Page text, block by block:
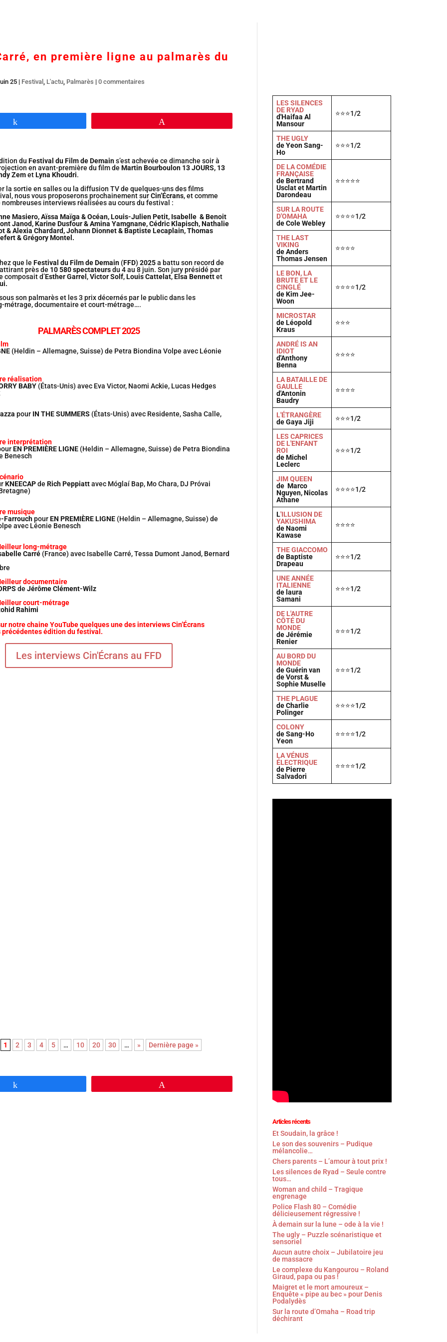
en première ligne au palmarès du
25| Festival , L'actu, Palmarès | 0 commentaires
du Festival du Film de Demains’est achevée ce dimanche soir à
en avant-première du film de Martin Bourboulon 13 JOURS, 13
ZemetLyna Khoudri.
la sortie en salles ou la diffusion TV de quelques-uns des films
nous vous proposerons prochainement surCin’Écrans, et comme
nombreuses interviews réalisées au cours du festival :
Masiero, Aïssa Maïga & Océan, Louis-Julien Petit, Isabelle & Benoit
Janod, Karine Dusfour & Amina Yamgnane, Cédric Klapisch, Nathalie
& Alexia Chardard, Johann Dionnet & Baptiste Lecaplain, Thomas
& Grégory Montel.
que le Festival du Film de Demain(FFD) 2025a battu son record de
près de 10 580 spectateursdu 4 au 8 juin. Son jury présidé par
composait d’Esther Garrel ,Victor Solf,Louis Cattelat,Elsa Bennettet
son palmarès et les 3 prix décernés par le public dans les
métrage, documentaire et court-métrage….
PALMARÈS COMPLET 2025
(Heldin – Allemagne, Suisse) de Petra Biondina Volpe avec Léonie
réalisation
BABY(États-Unis) avec Eva Victor, Naomi Ackie, Lucas Hedges
pour IN THE SUMMERS (États-Unis) avec Residente, Sasha Calle,
interprétation
EN PREMIÈRE LIGNE(Heldin – Allemagne, Suisse) de Petra Biondina
Benesch
KNEECAPde Rich Peppiattavec Móglaí Bap, Mo Chara, DJ Próvai
musique
FarrouchpourEN PREMIÈRE LIGNE(Heldin – Allemagne, Suisse) de
avec Léonie Benesch
long-métrage
Carré (France) avec Isabelle Carré, Tessa Dumont Janod, Bernard
documentaire
de Jérôme Clément-Wilz
court-métrage
Rahimi
notre chaine YouTube quelques une des interviews Cin’Écrans
précédentes édition du festival.
Les interviews Cin'Écrans au FFD
1 2 3 4 5 … 10 20 30 … » Dernière page »
LES SILENCES
DE RYAD
d'Haifaa Al
Mansour
⭐⭐⭐1/2
THE UGLY
de Yeon Sang-
Ho
⭐⭐⭐1/2
DE LA COMÉDIE
FRANÇAISE
de Bertrand
Usclat et Martin
Darondeau
⭐⭐⭐⭐⭐
SUR LA ROUTE
D'OMAHA
de Cole Webley
⭐⭐⭐⭐1/2
THE LAST
VIKING
de Anders
Thomas Jensen
⭐⭐⭐⭐
LE BON, LA
BRUTE ET LE
CINGLÉ
de Kim Jee-
Woon
⭐⭐⭐⭐1/2
MICROSTAR
de Léopold
Kraus
⭐⭐⭐
ANDRÉ IS AN
IDIOT
d'Anthony
Benna
⭐⭐⭐⭐
LA BATAILLE DE
GAULLE
d'Antonin
Baudry
⭐⭐⭐⭐
L'ÉTRANGÈRE
de Gaya Jiji
⭐⭐⭐1/2
LES CAPRICES
DE L'ENFANT
ROI
de Michel
Leclerc
⭐⭐⭐1/2
JIM QUEEN
de Marco
Nguyen, Nicolas
Athane
⭐⭐⭐⭐1/2
L'ILLUSION DE
YAKUSHIMA
de Naomi
Kawase
⭐⭐⭐⭐
THE GIACCOMO
de Baptiste
Drapeau
⭐⭐⭐1/2
UNE ANNÉE
ITALIENNE
de laura
Samani
⭐⭐⭐1/2
DE L'AUTRE
CÔTÉ DU
MONDE
de Jérémie
Renier
⭐⭐⭐1/2
AU BORD DU
MONDE
de Guérin van
de Vorst &
Sophie Muselle
⭐⭐⭐1/2
THE PLAGUE
de Charlie
Polinger
⭐⭐⭐⭐1/2
COLONY
de Sang-Ho
Yeon
⭐⭐⭐⭐1/2
LA VÉNUS
ÉLECTRIQUE
de Pierre
Salvadori
⭐⭐⭐⭐1/2
Articles récents
Et Soudain, la grâce !
Le son des souvenirs – Pudique
mélancolie…
Chers parents – L’amour à tout prix !
Les silences de Ryad – Seule contre
tous…
Woman and child – Tragique
engrenage
Police Flash 80 – Comédie
délicieusement régressive !
À demain sur la lune – ode à la vie !
The ugly – Puzzle scénaristique et
sensoriel
Aucun autre choix – Jubilatoire jeu
de massacre
Le complexe du Kangourou – Roland
Giraud, papa ou pas !
Maigret et le mort amoureux –
Enquête « pipe au bec » pour Denis
Podalydès
Sur la route d’Omaha – Road trip
déchirant